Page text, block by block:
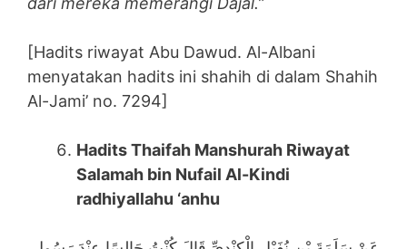
[Hadits riwayat Abu Dawud. Al-Albani
menyatakan hadits ini shahih di dalam Shahih
Al-Jami’ no. 7294]
Hadits Thaifah Manshurah Riwayat
Salamah bin Nufail Al-Kindi
radhiyallahu ‘anhu